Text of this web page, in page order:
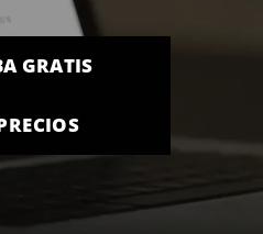
GRATIS